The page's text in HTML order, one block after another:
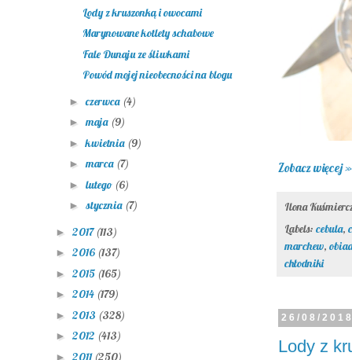
Zobacz więcej »
Ilona
Labels: cebula,
marchew,
chłodniki
26/08/
Lody z
Lody z kruszonką i owocami
Marynowane kotlety schabowe
Fale Dunaju ze śliwkami
Powód mojej nieobecności na blogu
►czerwca (4)
►maja (9)
►kwietnia (9)
►marca (7)
► lutego (6)
► stycznia (7)
► 2017(113)
► 2016 (137)
► 2015 (165)
► 2014 (179)
► 2013 (328)
► 2012 (413)
► 2011 (250)